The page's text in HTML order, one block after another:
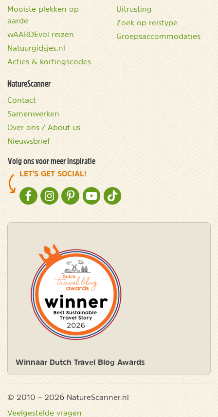
Mooiste plekken op
aarde
wAARDEvol reizen
Natuurgidsjes.nl
Acties & kortingscodes
Uitrusting
Zoek op reistype
Groepsaccommodaties
NatureScanner
Contact
Samenwerken
Over ons / About us
Nieuwsbrief
Volg ons voor meer inspiratie
LET'S GET SOCIAL!
NATURESCANNER OP FACEBOOK
NATURESCANNER OP INSTAGRAM
NATURESCANNER OP PINTEREST
NATURESCANNER OP YOUTUBE
NATURESCANNER OP TIKTOK
Winnaar Dutch Travel Blog Awards
© 2010 – 2026 NatureScanner.nl
Veelgestelde vragen